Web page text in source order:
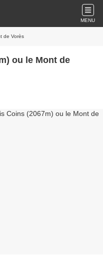
MENU
de Vorès
ou le Mont de